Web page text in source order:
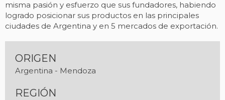
misma pasión y esfuerzo que sus fundadores, habiendo
logrado posicionar sus productos en las principales
ciudades de Argentina y en 5 mercados de exportación.
ORIGEN
Argentina - Mendoza
REGIÓN